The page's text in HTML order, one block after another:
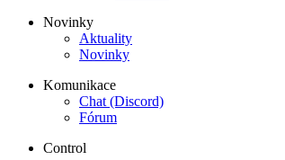
Novinky
Aktuality
Novinky
Komunikace
Chat (Discord)
Fórum
Control